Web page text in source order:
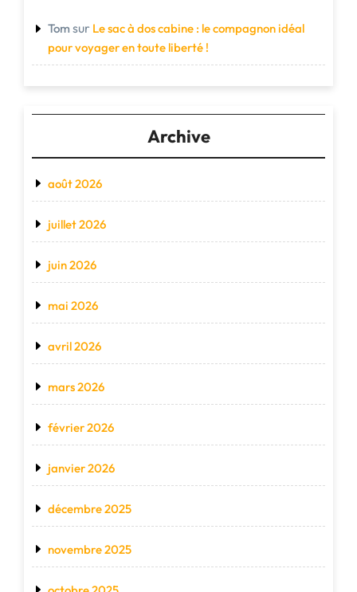
Tom sur Le sac à dos cabine : le compagnon idéal
pour voyager en toute liberté !
Archive
août 2026
juillet 2026
juin 2026
mai 2026
avril 2026
mars 2026
février 2026
janvier 2026
décembre 2025
novembre 2025